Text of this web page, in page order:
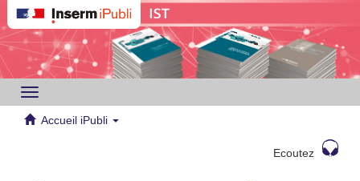
Toggle
navigation
Accueil iPubli
Ecoutez